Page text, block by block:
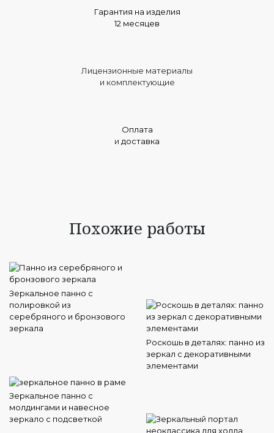
Гарантия на изделия
12 месяцев
Лицензионные материалы
и комплектующие
Оплата
и доставка
Похожие работы
Зеркальное панно с
полировкой из
серебряного и бронзового
зеркала
Роскошь в деталях: панно из
зеркал с декоративными
элементами
Зеркальное панно с
молдингами и навесное
зеркало с подсветкой